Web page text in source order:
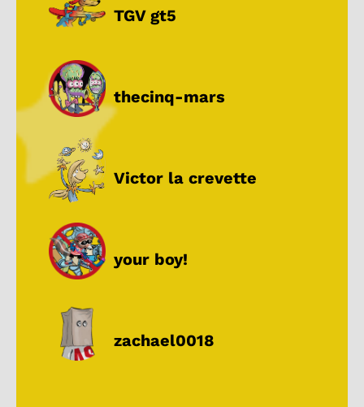
TGV gt5
thecinq-mars
Victor la crevette
your boy!
zachael0018